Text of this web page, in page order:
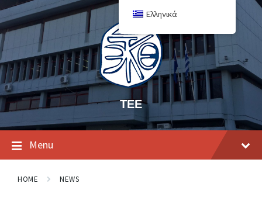
ΤΕΕ
Menu
HOME NEWS
Ελληνικά